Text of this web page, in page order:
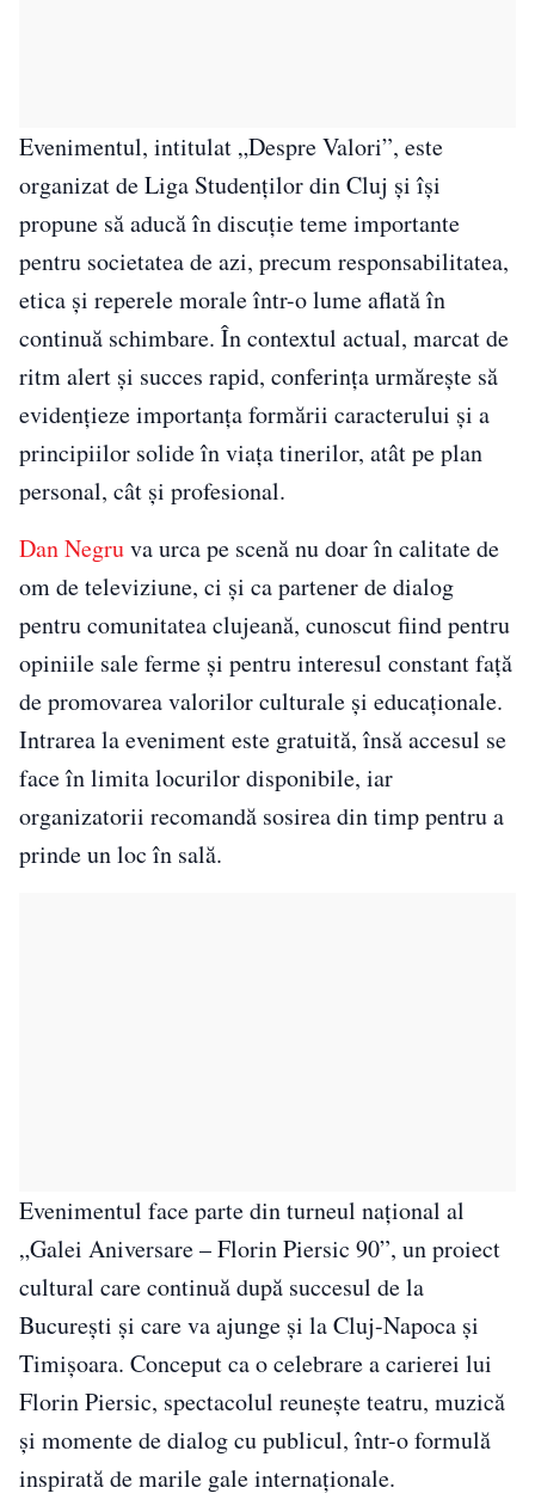
Evenimentul, intitulat „Despre Valori”, este
organizat de Liga Studenților din Cluj și își
propune să aducă în discuție teme importante
pentru societatea de azi, precum responsabilitatea,
etica și reperele morale într-o lume aflată în
continuă schimbare. În contextul actual, marcat de
ritm alert și succes rapid, conferința urmărește să
evidențieze importanța formării caracterului și a
principiilor solide în viața tinerilor, atât pe plan
personal, cât și profesional.
Dan Negruva urca pe scenă nu doar în calitate de
om de televiziune, ci și ca partener de dialog
pentru comunitatea clujeană, cunoscut fiind pentru
opiniile sale ferme și pentru interesul constant față
de promovarea valorilor culturale și educaționale.
Intrarea la eveniment este gratuită, însă accesul se
face în limita locurilor disponibile, iar
organizatorii recomandă sosirea din timp pentru a
prinde un loc în sală.
Evenimentul face parte din turneul național al
„Galei Aniversare – Florin Piersic 90”, un proiect
cultural care continuă după succesul de la
București și care va ajunge și la Cluj-Napoca și
Timișoara. Conceput ca o celebrare a carierei lui
Florin Piersic, spectacolul reunește teatru, muzică
și momente de dialog cu publicul, într-o formulă
inspirată de marile gale internaționale.